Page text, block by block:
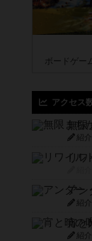
ボードゲー
アクセス
無限
紹
紹
宵と
紹